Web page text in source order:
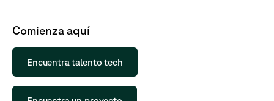
Comienza aquí
Encuentra talento tech